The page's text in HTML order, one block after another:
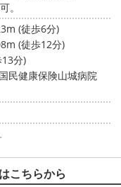
。
(徒歩6分)
(徒歩12分)
分)
民健康保険山城病院
こちらから